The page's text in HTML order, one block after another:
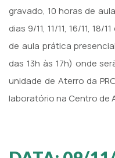
gravado, 10 horas de
dias 9/11, 11/11, 16/11, 18/
de aula prática
das 13h às 17h) onde
unidade de Aterro da
laboratório na Centro de